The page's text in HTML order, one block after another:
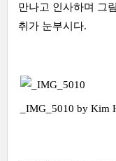
만나고 인사하며 그
취가 눈부시다.
_IMG_5010 by Kim